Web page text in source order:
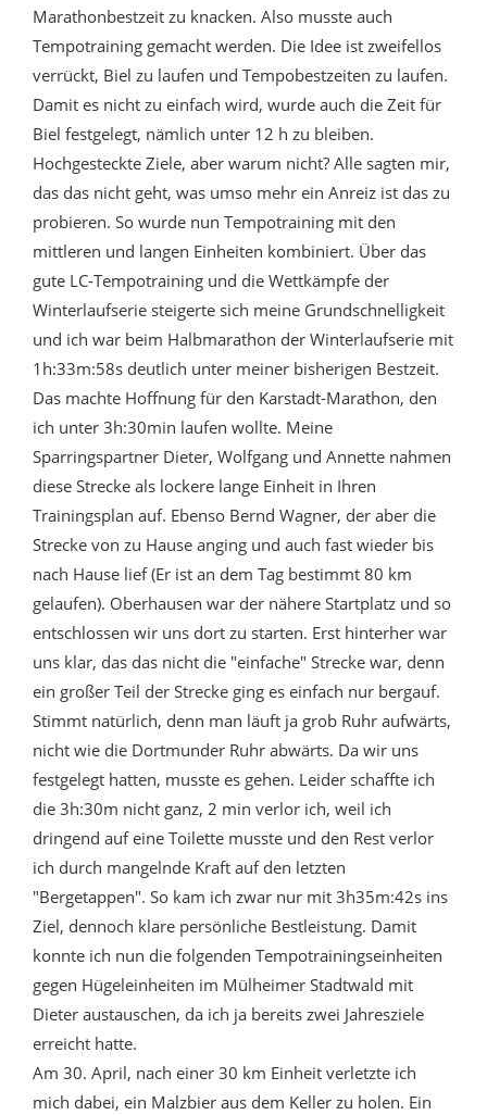
Marathonbestzeit zu knacken. Also musste auch
Tempotraining gemacht werden. Die Idee ist zweifellos
verrückt, Biel zu laufen und Tempobestzeiten zu laufen.
Damit es nicht zu einfach wird, wurde auch die Zeit für
Biel festgelegt, nämlich unter 12 h zu bleiben.
Hochgesteckte Ziele, aber warum nicht? Alle sagten mir,
das das nicht geht, was umso mehr ein Anreiz ist das zu
probieren. So wurde nun Tempotraining mit den
mittleren und langen Einheiten kombiniert. Über das
gute LC-Tempotraining und die Wettkämpfe der
Winterlaufserie steigerte sich meine Grundschnelligkeit
und ich war beim Halbmarathon der Winterlaufserie mit
1h:33m:58s deutlich unter meiner bisherigen Bestzeit.
Das machte Hoffnung für den Karstadt-Marathon, den
ich unter 3h:30min laufen wollte. Meine
Sparringspartner Dieter, Wolfgang und Annette nahmen
diese Strecke als lockere lange Einheit in Ihren
Trainingsplan auf. Ebenso Bernd Wagner, der aber die
Strecke von zu Hause anging und auch fast wieder bis
nach Hause lief (Er ist an dem Tag bestimmt 80 km
gelaufen). Oberhausen war der nähere Startplatz und so
entschlossen wir uns dort zu starten. Erst hinterher war
uns klar, das das nicht die "einfache" Strecke war, denn
ein großer Teil der Strecke ging es einfach nur bergauf.
Stimmt natürlich, denn man läuft ja grob Ruhr aufwärts,
nicht wie die Dortmunder Ruhr abwärts. Da wir uns
festgelegt hatten, musste es gehen. Leider schaffte ich
die 3h:30m nicht ganz, 2 min verlor ich, weil ich
dringend auf eine Toilette musste und den Rest verlor
ich durch mangelnde Kraft auf den letzten
"Bergetappen". So kam ich zwar nur mit 3h35m:42s ins
Ziel, dennoch klare persönliche Bestleistung. Damit
konnte ich nun die folgenden Tempotrainingseinheiten
gegen Hügeleinheiten im Mülheimer Stadtwald mit
Dieter austauschen, da ich ja bereits zwei Jahresziele
erreicht hatte.
Am 30. April, nach einer 30 km Einheit verletzte ich
mich dabei, ein Malzbier aus dem Keller zu holen. Ein